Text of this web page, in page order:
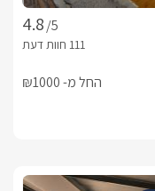
/5
החל מ- ₪1000